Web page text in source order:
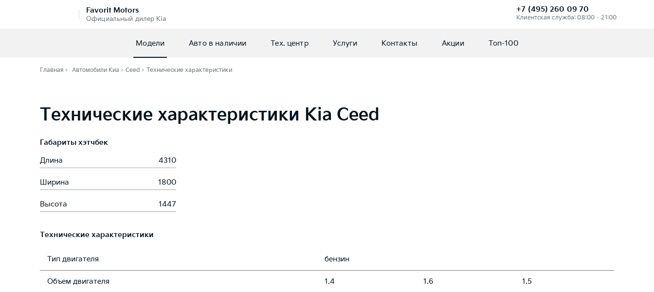
Favorit Motors
Официальный дилер Kia
+7 (495) 260 09 70
Клиентская служба: 08:00 – 21:00
Модели Авто в наличии Тех. центр Услуги Контакты Акции Топ-100
Главная Автомобили Киа Ceed Технические характеристики
Технические характеристики Kia Ceed
Габариты хэтчбек
Длина
4310
Ширина 1800
Высота 1447
Технические характеристики
Тип двигателя бензин
Объем двигателя 1.4 1.6 1.5